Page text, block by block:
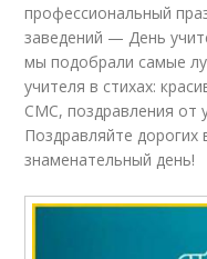
Поздравление с
учителя
профессиональный
заведений — День
мы подобрали самые
учителя в стихах:
СМС, поздравления от
Поздравляйте дорогих
знаменательный день!